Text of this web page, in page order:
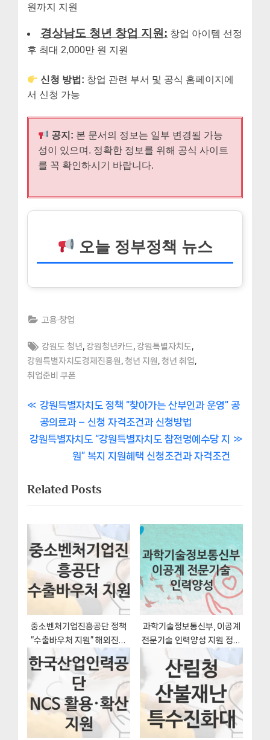
원까지 지원
경상남도 청년 창업 지원: 창업 아이템 선정
후 최대 2,000만 원 지원
신청 방법: 창업 관련 부서 및 공식 홈페이지에
서 신청 가능
공지: 본 문서의 정보는 일부 변경될 가능
성이 있으며. 정확한 정보를 위해 공식 사이트
를 꼭 확인하시기 바랍니다.
오늘 정부정책 뉴스
고용·창업
Tags:
강원도 청년 강원청년카드 강원특별자치도
강원특별자치도경제진흥원
청년 지원 청년 취업
취업준비 쿠폰
글
내
게
이
P
r
e
o
u
o
t
강원특별자치도 정책 “찾아가는 산부인과 운영” 공
공의료과 – 신청 자격조건과 신청방법
N
t
P
t
:
강원특별자치도 “강원특별자치도 참전명예수당 지
원” 복지 지원혜택 신청조건과 자격조건
Related Posts
중소벤처기업진흥공단 정책
“수출바우처 지원” 해외진출
사업처 – 신청 서류와 자격
과학기술정보통신부, 이공계
전문기술 인력양성 지원 정책
정리, 신청 구비서류